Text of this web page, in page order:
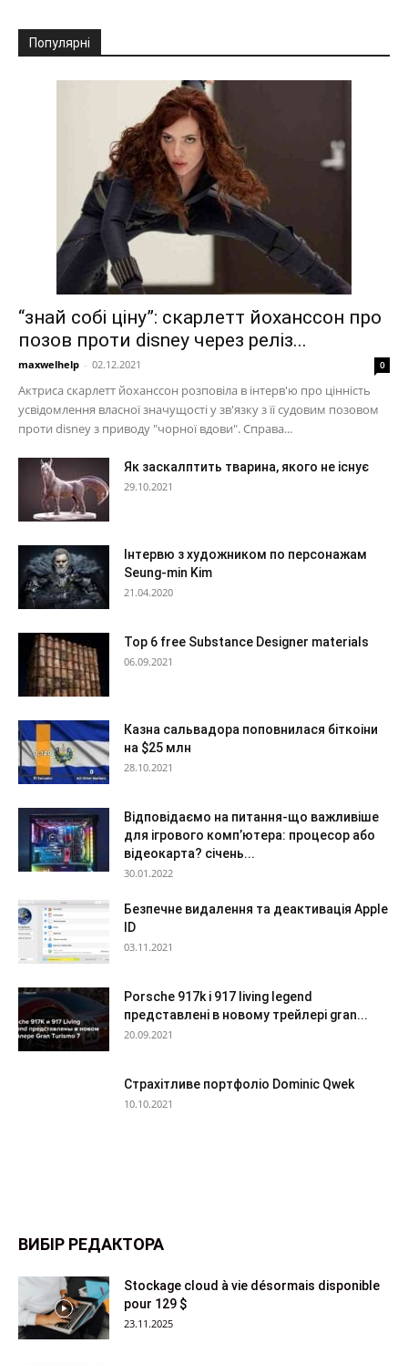
Популярні
“знай собі ціну”: скарлетт йоханссон про
позов проти disney через реліз...
maxwelhelp - 02.12.2021 0
Актриса скарлетт йоханссон розповіла в інтерв'ю про цінність
усвідомлення власної значущості у зв'язку з її судовим позовом
проти disney з приводу "чорної вдови". Справа...
Як заскалптить тварина, якого не існує
29.10.2021
Інтервю з художником по персонажам
Seung-min Kim
21.04.2020
Top 6 free Substance Designer materials
06.09.2021
Казна сальвадора поповнилася біткоіни
на $25 млн
28.10.2021
Відповідаємо на питання-що важливіше
для ігрового комп’ютера: процесор або
відеокарта? січень...
30.01.2022
Безпечне видалення та деактивація Apple
ID
03.11.2021
Porsche 917k і 917 living legend
представлені в новому трейлері gran...
20.09.2021
Страхітливе портфоліо Dominic Qwek
10.10.2021
ВИБІР РЕДАКТОРА
Stockage cloud à vie désormais disponible
pour 129 $
23.11.2025